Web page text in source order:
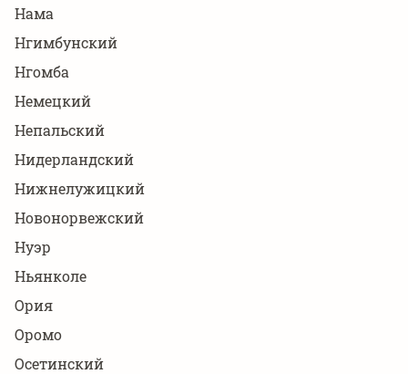
Нама
Нгимбунский
Нгомба
Немецкий
Непальский
Нидерландский
Нижнелужицкий
Новонорвежский
Нуэр
Ньянколе
Ория
Оромо
Осетинский